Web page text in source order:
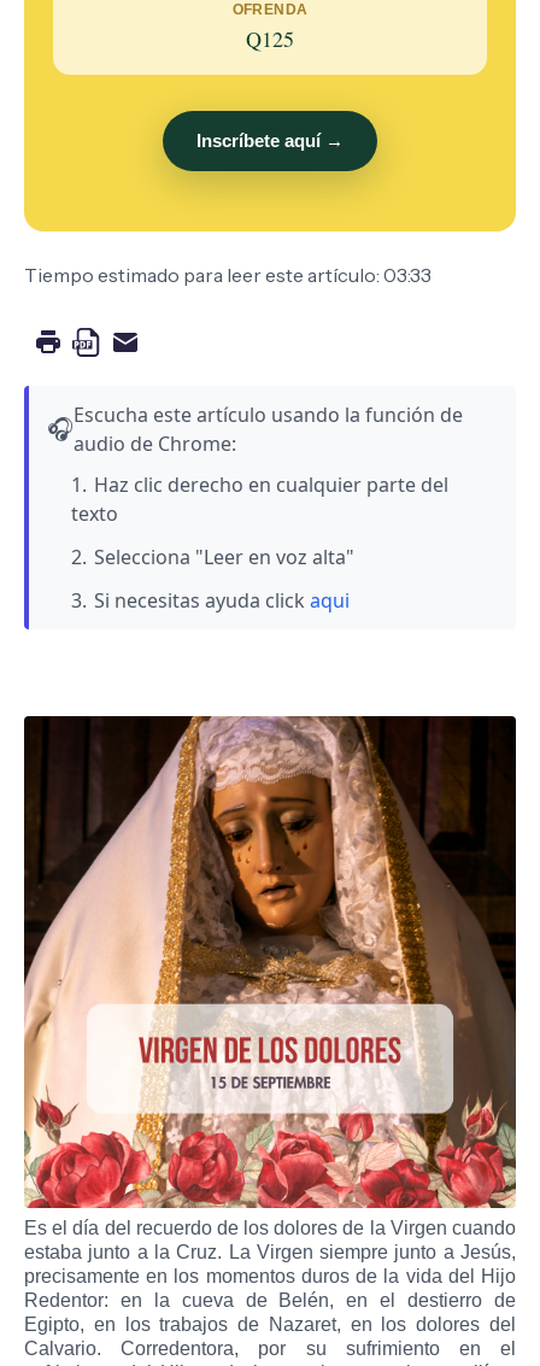
OFRENDA
Q125
Inscríbete aquí →
Tiempo estimado para leer este artículo: 03:33
🎧Escucha este artículo usando la función de
audio de Chrome:
Haz clic derecho en cualquier parte del
texto
Selecciona "Leer en voz alta"
Si necesitas ayuda click aqui
Es el día del recuerdo de los dolores de la Virgen cuando
estaba junto a la Cruz. La Virgen siempre junto a Jesús,
precisamente en los momentos duros de la vida del Hijo
Redentor: en la cueva de Belén, en el destierro de
Egipto, en los trabajos de Nazaret, en los dolores del
Calvario. Corredentora, por su sufrimiento en el